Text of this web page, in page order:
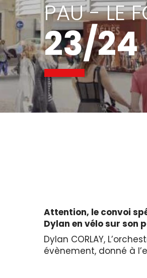
PAU - LE
23/24
Attention, le convoi
Dylan en vélo sur son
Dylan CORLAY,
évènement, donné à